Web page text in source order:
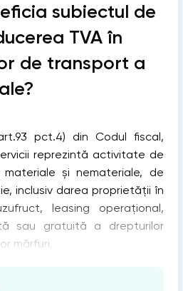
subiectul de
TVA în
de transport a
pct.4) din Codul fiscal,
reprezintă activitate de
şi nemateriale, de
inclusiv darea proprietăţii în
leasing operaţional,
sau gratuită a drepturilor
mărfuri,